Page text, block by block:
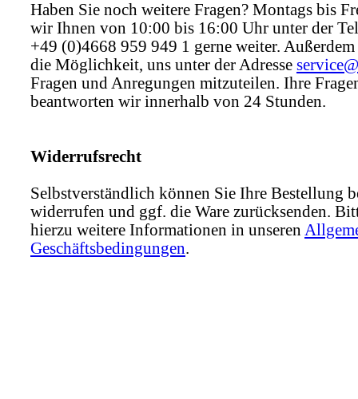
Haben Sie noch weitere Fragen? Montags bis
wir Ihnen von 10:00 bis 16:00 Uhr unter der
+49 (0)4668 959 949 1 gerne weiter. Außerdem
die Möglichkeit, uns unter der Adresse
Fragen und Anregungen mitzuteilen. Ihre
beantworten wir innerhalb von 24 Stunden.
Widerrufsrecht
Selbstverständlich können Sie Ihre Bestellung
widerrufen und ggf. die Ware zurücksenden.
hierzu weitere Informationen in unseren
Geschäftsbedingungen.